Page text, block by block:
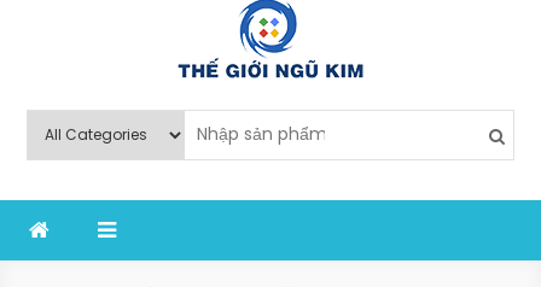
Thế Giới Ngũ Kim
nghiệp sản xuất